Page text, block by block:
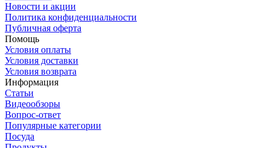
Новости и акции
Политика конфиденциальности
Публичная оферта
Помощь
Условия оплаты
Условия доставки
Условия возврата
Информация
Статьи
Видеообзоры
Вопрос-ответ
Популярные категории
Посуда